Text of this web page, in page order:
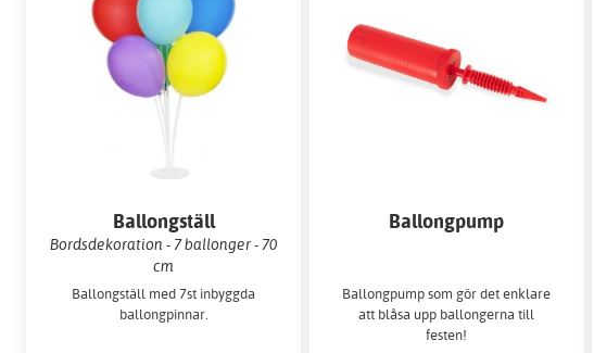
Ballongställ
Bordsdekoration - 7 ballonger - 70
cm
Ballongställ med 7st inbyggda
ballongpinnar.
Ballongpump
Ballongpump som gör det enklare
att blåsa upp ballongerna till
festen!